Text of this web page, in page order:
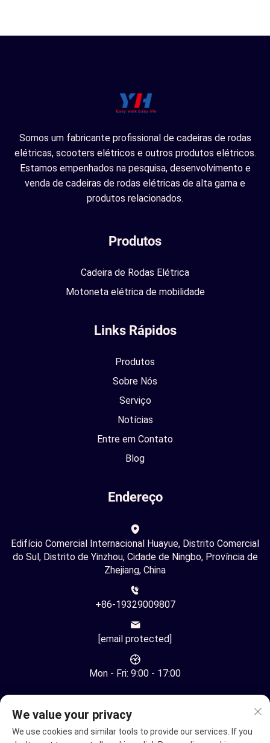
Somos um fabricante profissional de cadeiras de rodas
elétricas, scooters elétricos e outros produtos elétricos.
Estamos empenhados na pesquisa, desenvolvimento e
venda de cadeiras de rodas elétricas de alta gama e
produtos relacionados.
Produtos
Cadeira de Rodas Elétrica
Motoneta elétrica de mobilidade
Links Rápidos
Produtos
Sobre Nós
Serviço
Notícias
Entre em Contato
Blog
Endereço
Edifício Comercial Internacional Huayue, Distrito Comercial
do Sul, Distrito de Yinzhou, Cidade de Ningbo, Província de
Zhejiang, China
+86-19329009807
[email protected]
Mon - Fri: 9:00 - 17:00
We value your privacy
We use cookies and similar tools to provide our services. If you